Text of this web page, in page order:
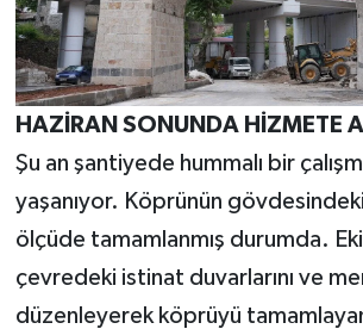
HAZİRAN SONUNDA HİZMETE
Şu an şantiyede hummalı bir
yaşanıyor. Köprünün
ölçüde tamamlanmış durumda.
çevredeki istinat duvarlarını ve
düzenleyerek köprüyü tamamlayan